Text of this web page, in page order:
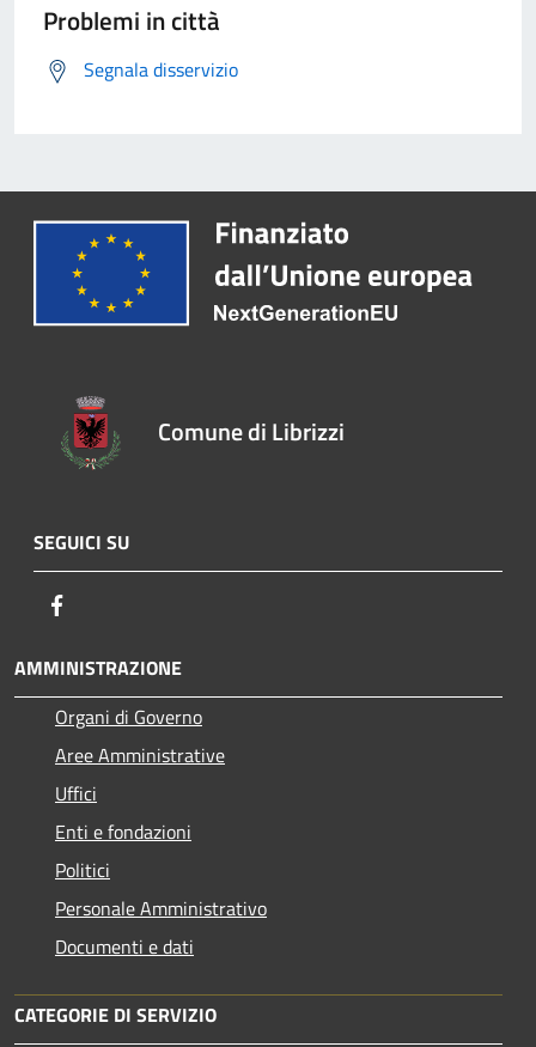
Problemi in città
Segnala disservizio
Comune di Librizzi
SEGUICI SU
AMMINISTRAZIONE
Organi di Governo
Aree Amministrative
Uffici
Enti e fondazioni
Politici
Personale Amministrativo
Documenti e dati
CATEGORIE DI SERVIZIO